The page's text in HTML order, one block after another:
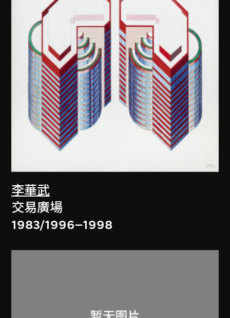
李華武
交易廣場
1983/1996–1998